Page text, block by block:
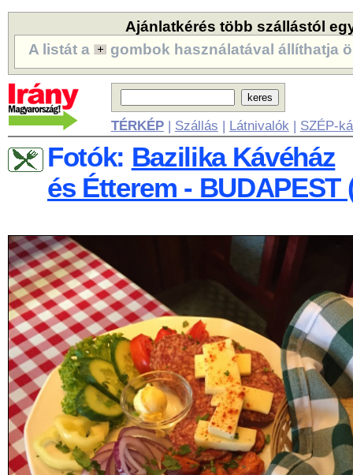
Ajánlatkérés több szállástól
A listát a
gombok használatával állíthatja
TÉRKÉP| Szállás | Látnivalók | SZÉP-
Fotók: Bazilika Kávéház
és Étterem - BUDAPEST